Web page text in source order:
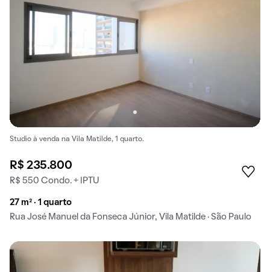
Studio à venda na Vila Matilde, 1 quarto.
R$ 235.800
R$ 550 Condo. + IPTU
27 m² · 1 quarto
Rua José Manuel da Fonseca Júnior, Vila Matilde · São Paulo